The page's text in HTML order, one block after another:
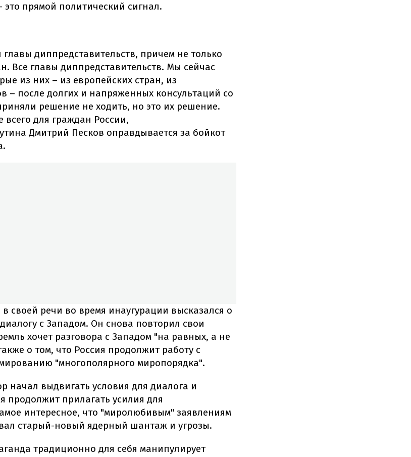
это прямой политический сигнал.
диппредставительств, причем не только
Все главы диппредставительств. Мы сейчас
из них – из европейских стран, из
– после долгих и напряженных консультаций со
решение не ходить, но это их решение.
всего для граждан России,
Дмитрий Песков оправдывается за бойкот
своей речи во время инаугурации высказался о
с Западом. Он снова повторил свои
хочет разговора с Западом "на равных, а не
о том, что Россия продолжит работу с
"многополярного миропорядка".
начал выдвигать условия для диалога и
продолжит прилагать усилия для
интересное, что "миролюбивым" заявлениям
старый-новый ядерный шантаж и угрозы.
традиционно для себя манипулирует